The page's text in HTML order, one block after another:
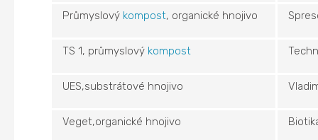
Průmyslový kompost, organické hnojivo
TS 1, průmyslový kompost
UES,substrátové hnojivo
Veget,organické hnojivo